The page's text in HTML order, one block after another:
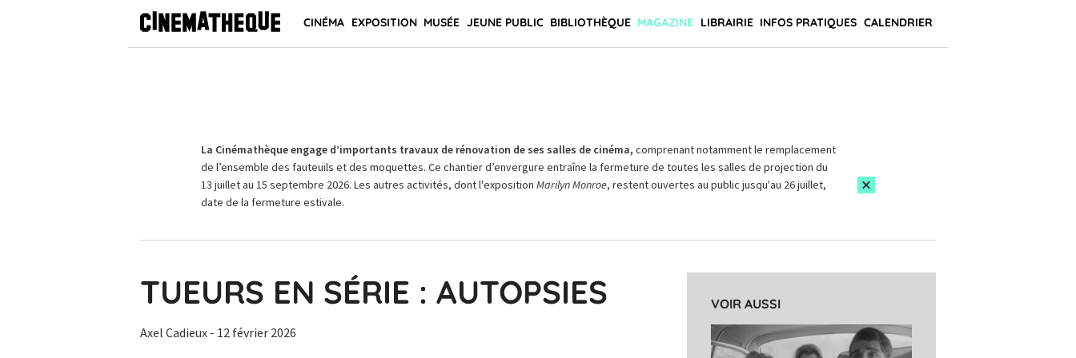
CINÉMA EXPOSITION MUSÉE JEUNE PUBLIC BIBLIOTHÈQUE MAGAZINE LIBRAIRIE INFOS PRATIQUES CALENDRIER
La Cinémathèque engage d’importants travaux de rénovation de ses salles de cinéma, comprenant notamment le remplacement
de l’ensemble des fauteuils et des moquettes. Ce chantier d’envergure entraîne la fermeture de toutes les salles de projection du
13 juillet au 15 septembre 2026. Les autres activités, dont l'exposition Marilyn Monroe, restent ouvertes au public jusqu'au 26 juillet,
date de la fermeture estivale.
TUEURS EN SÉRIE : AUTOPSIES
Axel Cadieux - 12 février 2026
VOIR AUSSI